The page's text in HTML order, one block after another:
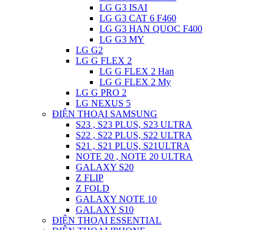
LG G3 ISAI
LG G3 CAT 6 F460
LG G3 HAN QUOC F400
LG G3 MY
LG G2
LG G FLEX 2
LG G FLEX 2 Han
LG G FLEX 2 My
LG G PRO 2
LG NEXUS 5
ĐIỆN THOẠI SAMSUNG
S23 , S23 PLUS, S23 ULTRA
S22 , S22 PLUS, S22 ULTRA
S21 , S21 PLUS, S21ULTRA
NOTE 20 , NOTE 20 ULTRA
GALAXY S20
Z FLIP
Z FOLD
GALAXY NOTE 10
GALAXY S10
ĐIỆN THOẠI ESSENTIAL